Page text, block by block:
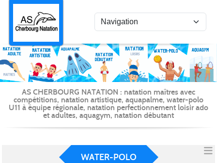
AS CHERBOURG NATATION : natation maîtres avec
compétitions, natation artistique, aquapalme, water-polo
U11 à équipe régionale, natation perfectionnement loisir ado
et adultes, aquagym, natation débutant
WATER-POLO
Panneau de gestion des cookies